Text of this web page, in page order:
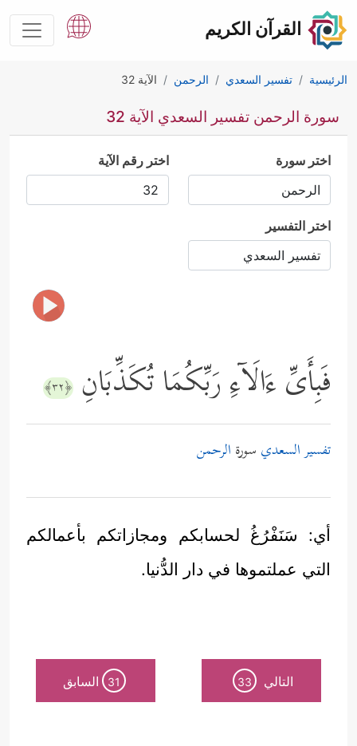
القرآن الكريم
الرئيسية تفسير السعدي الرحمن الآية 32
سورة الرحمن تفسير السعدي الآية 32
اختر سورة اختر رقم الآية
اختر التفسير
فَبِأَیِّ ءَالَاۤءِ رَبِّكُمَا تُكَذِّبَانِ ﴿٣٢﴾
تفسير السعدي سورة الرحمن
أي: سَنَفْرُغُ لحسابكم ومجازاتكم بأعمالكم
التي عملتموها في دار الدُّنيا.
التالي 33
31 السابق